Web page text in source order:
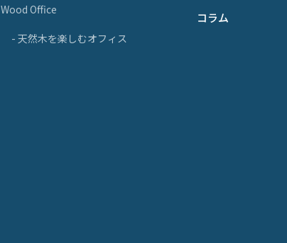
Wood Office
- 天然木を楽しむオフィス
コラム